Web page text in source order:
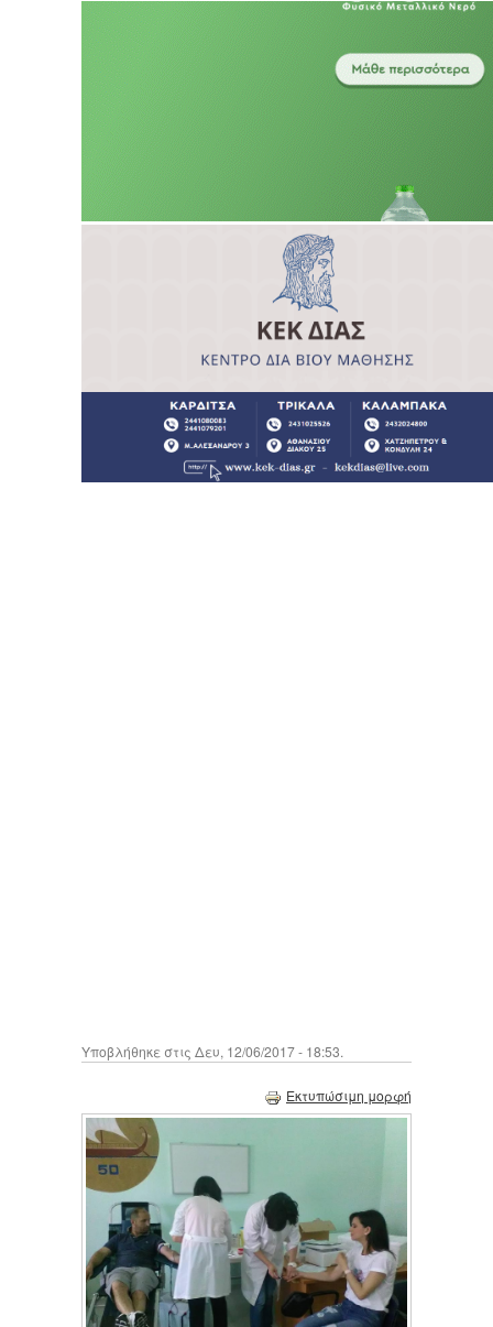
Υποβλήθηκε στις Δευ, 12/06/2017 - 18:53.
Εκτυπώσιμη μορφή